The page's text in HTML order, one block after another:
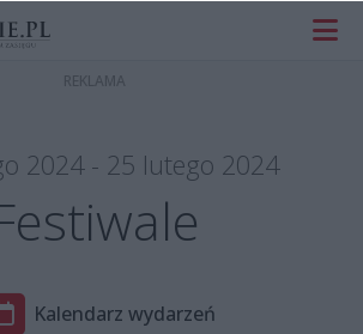
2024 - 25 lutego 2024
Kalendarz wydarzeń